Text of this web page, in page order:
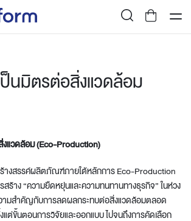
นมิตรต่อสิ่งแวดล้อม
แวดล้อม (Eco-Production)
างสรรค์ผลิตภัณฑ์ภายใต้หลักการ Eco-Production
สร้าง “ความยืดหยุ่นและความทนทานทางธุรกิจ” ในห่วง
ามสำคัญกับการลดผลกระทบต่อสิ่งแวดล้อมตลอด
ขั้นตอนการวิจัยและออกแบบ ไปจนถึงการคัดเลือก